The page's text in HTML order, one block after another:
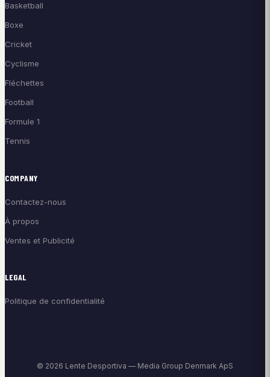
Basketball
Boxe
Cricket
Cyclisme
Fléchettes
Football
Formule 1
Tennis
COMPANY
Contactez-nous
À propos
Ventes et Publicité
LEGAL
Politique de confidentialité
© 2026 Lente Desportiva — Media Group Denmark ApS